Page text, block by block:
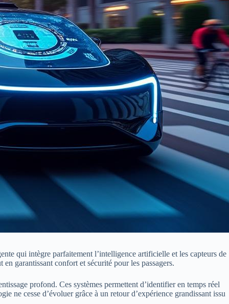
qui intègre parfaitement l’intelligence artificielle et les capteurs de
garantissant confort et sécurité pour les passagers.
profond. Ces systèmes permettent d’identifier en temps réel
ne cesse d’évoluer grâce à un retour d’expérience grandissant issu